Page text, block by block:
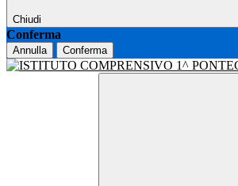
Chiudi
Conferma
Annulla Conferma